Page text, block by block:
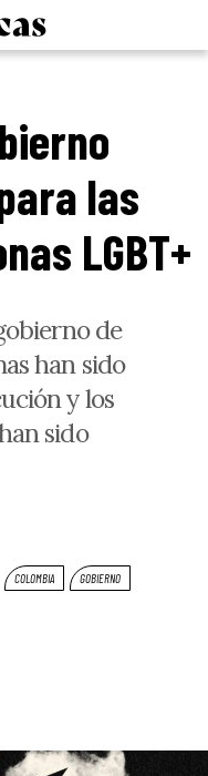
las
LGBT+
de
han sido
y los
sido
COLOMBIA
GOBIERNO